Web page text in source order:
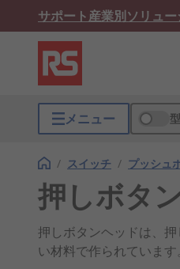
サポート産業別ソリュ
メニュー
/ スイッチ / プッシュ
押しボタ
押しボタンヘッドは、
い材料で作られています。